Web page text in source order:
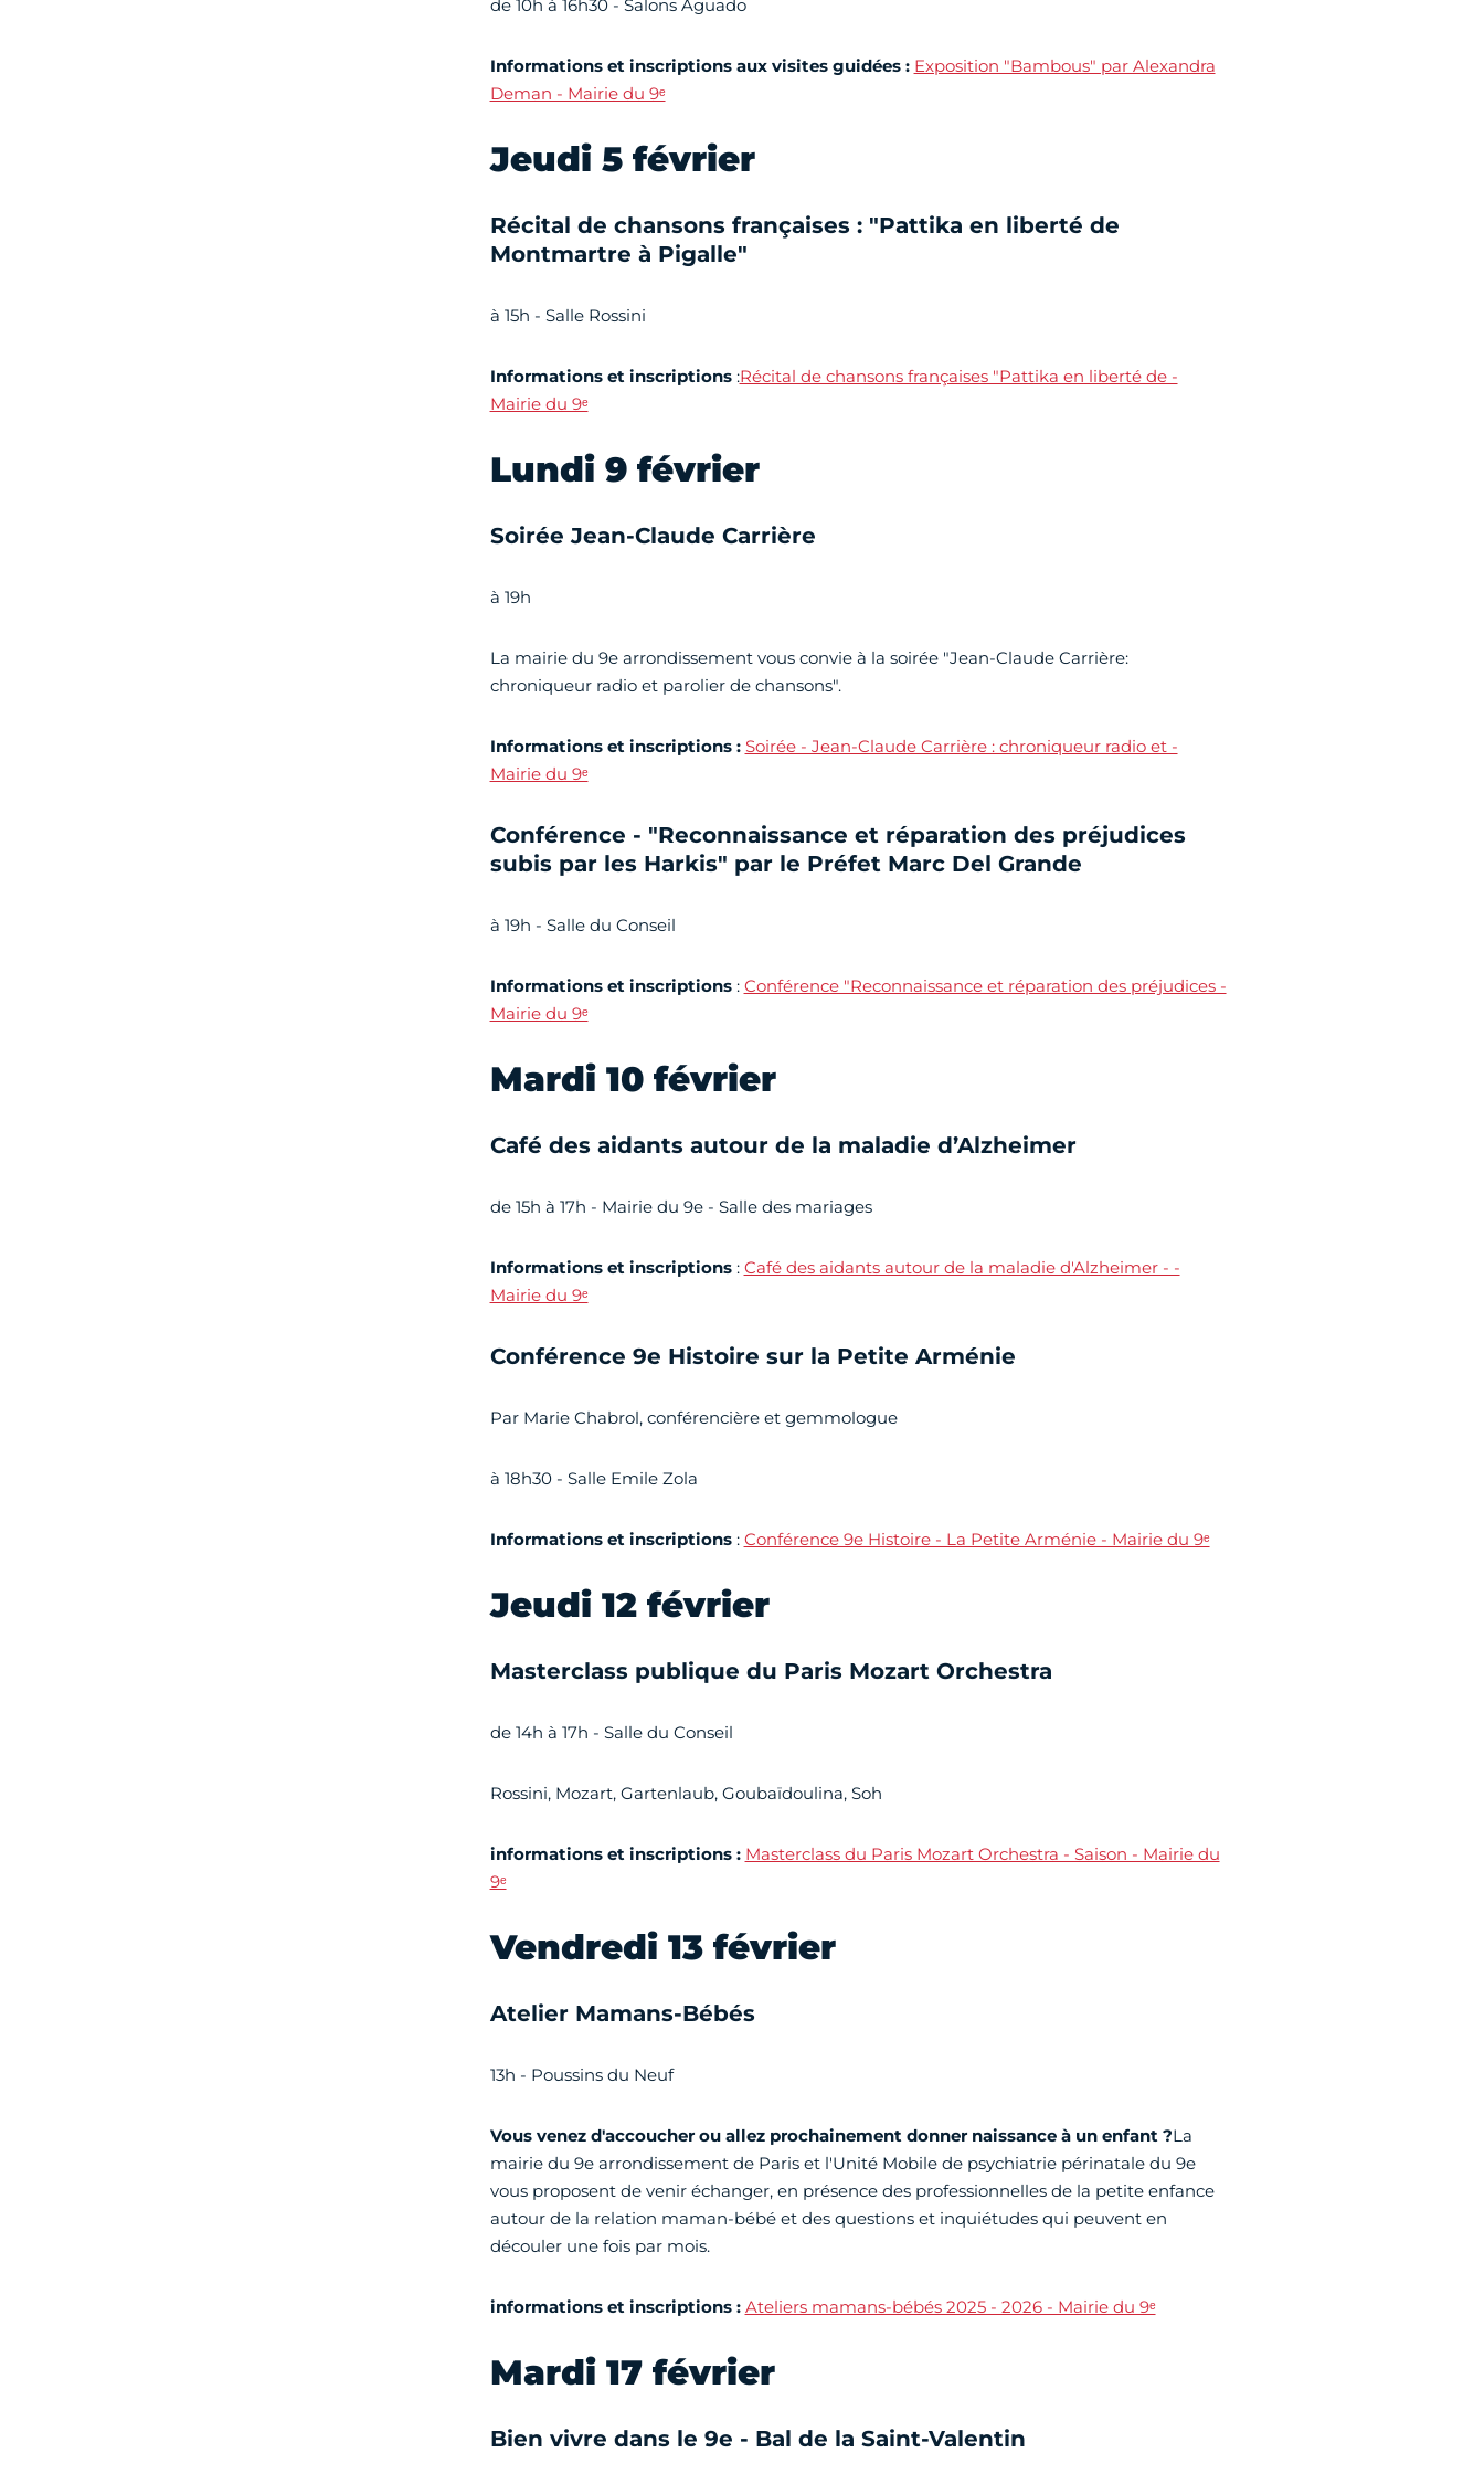
de 10h à 16h30 - Salons Aguado
Informations et inscriptions aux visites guidées : Exposition "Bambous" par Alexandra
Deman - Mairie du 9ᵉ
Jeudi 5 février
Récital de chansons françaises : "Pattika en liberté de
Montmartre à Pigalle"
à 15h - Salle Rossini
Informations et inscriptions :Récital de chansons françaises "Pattika en liberté de -
Mairie du 9ᵉ
Lundi 9 février
Soirée Jean-Claude Carrière
à 19h
La mairie du 9e arrondissement vous convie à la soirée "Jean-Claude Carrière:
chroniqueur radio et parolier de chansons".
Informations et inscriptions : Soirée - Jean-Claude Carrière : chroniqueur radio et -
Mairie du 9ᵉ
Conférence - "Reconnaissance et réparation des préjudices
subis par les Harkis" par le Préfet Marc Del Grande
à 19h - Salle du Conseil
Informations et inscriptions: Conférence "Reconnaissance et réparation des préjudices -
Mairie du 9ᵉ
Mardi 10 février
Café des aidants autour de la maladie d’Alzheimer
de 15h à 17h - Mairie du 9e - Salle des mariages
Informations et inscriptions : Café des aidants autour de la maladie d'Alzheimer - -
Mairie du 9ᵉ
Conférence 9e Histoire sur la Petite Arménie
Par Marie Chabrol, conférencière et gemmologue
à 18h30 - Salle Emile Zola
Informations et inscriptions : Conférence 9e Histoire - La Petite Arménie - Mairie du 9ᵉ
Jeudi 12 février
Masterclass publique du Paris Mozart Orchestra
de 14h à 17h - Salle du Conseil
Rossini, Mozart, Gartenlaub, Goubaïdoulina, Soh
informations et inscriptions : Masterclass du Paris Mozart Orchestra - Saison - Mairie du
9ᵉ
Vendredi 13 février
Atelier Mamans-Bébés
13h - Poussins du Neuf
Vous venez d'accoucher ou allez prochainement donner naissance à un enfant ?La
mairie du 9e arrondissement de Paris et l'Unité Mobile de psychiatrie périnatale du 9e
vous proposent de venir échanger, en présence des professionnelles de la petite enfance
autour de la relation maman-bébé et des questions et inquiétudes qui peuvent en
découler une fois par mois.
informations et inscriptions : Ateliers mamans-bébés 2025 - 2026 - Mairie du 9ᵉ
Mardi 17 février
Bien vivre dans le 9e - Bal de la Saint-Valentin